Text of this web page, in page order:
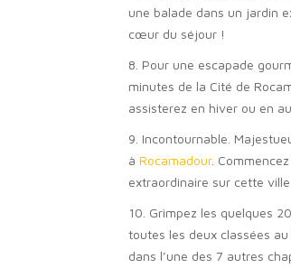
une balade dans un jardin
cœur du séjour !
8. Pour une escapade
minutes de la Cité de
assisterez en hiver ou en
9. Incontournable.
à Rocamadour.
extraordinaire sur cette
10. Grimpez les quelques
toutes les deux classées au
dans l’une des 7 autres